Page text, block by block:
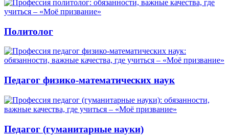
Политолог
Педагог физико-математических наук
Педагог (гуманитарные науки)